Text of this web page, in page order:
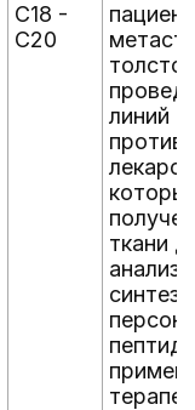
C18 -
C20
линий
ткани